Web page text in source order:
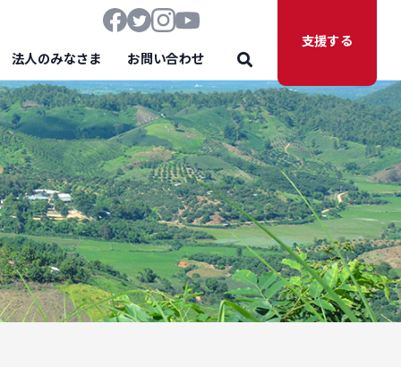
法人のみなさま お問い合わせ
支援する